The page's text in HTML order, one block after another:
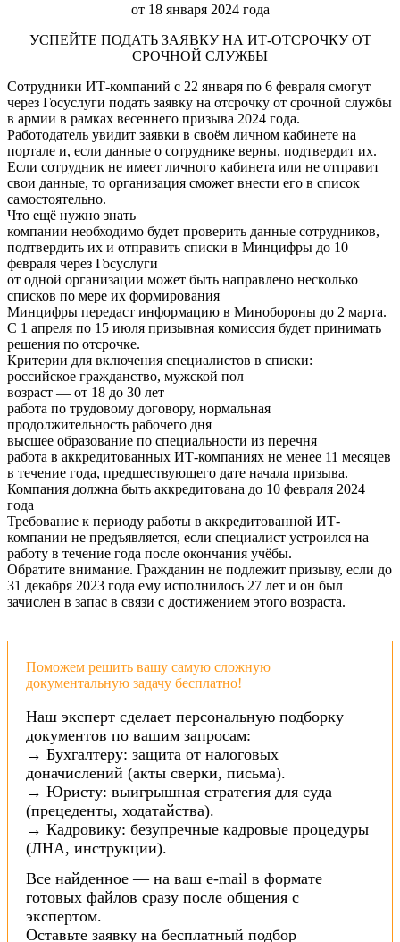
от 18 января 2024 года
УСПЕЙТЕ ПОДАТЬ ЗАЯВКУ НА ИТ-ОТСРОЧКУ ОТ
СРОЧНОЙ СЛУЖБЫ
Сотрудники ИТ-компаний с 22 января по 6 февраля смогут
через Госуслуги подать заявку на отсрочку от срочной службы
в армии в рамках весеннего призыва 2024 года.
Работодатель увидит заявки в своём личном кабинете на
портале и, если данные о сотруднике верны, подтвердит их.
Если сотрудник не имеет личного кабинета или не отправит
свои данные, то организация сможет внести его в список
самостоятельно.
Что ещё нужно знать
компании необходимо будет проверить данные сотрудников,
подтвердить их и отправить списки в Минцифры до 10
февраля через Госуслуги
от одной организации может быть направлено несколько
списков по мере их формирования
Минцифры передаст информацию в Минобороны до 2 марта.
С 1 апреля по 15 июля призывная комиссия будет принимать
решения по отсрочке.
Критерии для включения специалистов в списки:
российское гражданство, мужской пол
возраст — от 18 до 30 лет
работа по трудовому договору, нормальная
продолжительность рабочего дня
высшее образование по специальности из перечня
работа в аккредитованных ИТ-компаниях не менее 11 месяцев
в течение года, предшествующего дате начала призыва.
Компания должна быть аккредитована до 10 февраля 2024
года
Требование к периоду работы в аккредитованной ИТ-
компании не предъявляется, если специалист устроился на
работу в течение года после окончания учёбы.
Обратите внимание. Гражданин не подлежит призыву, если до
31 декабря 2023 года ему исполнилось 27 лет и он был
зачислен в запас в связи с достижением этого возраста.
Поможем решить вашу самую сложную
документальную задачу бесплатно!
Наш эксперт сделает персональную подборку
документов по вашим запросам:
→ Бухгалтеру: защита от налоговых
доначислений (акты сверки, письма).
→ Юристу: выигрышная стратегия для суда
(прецеденты, ходатайства).
→ Кадровику: безупречные кадровые процедуры
(ЛНА, инструкции).
Все найденное — на ваш e-mail в формате
готовых файлов сразу после общения с
экспертом.
Оставьте заявку на бесплатный подбор